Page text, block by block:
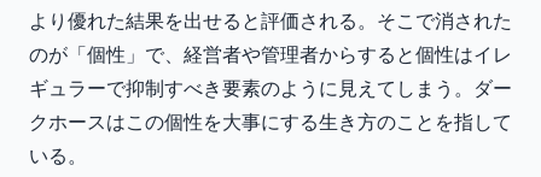
より優れた結果を出せると評価される。そこで消された
のが「個性」で、経営者や管理者からすると個性はイレ
ギュラーで抑制すべき要素のように見えてしまう。ダー
クホースはこの個性を大事にする生き方のことを指して
いる。